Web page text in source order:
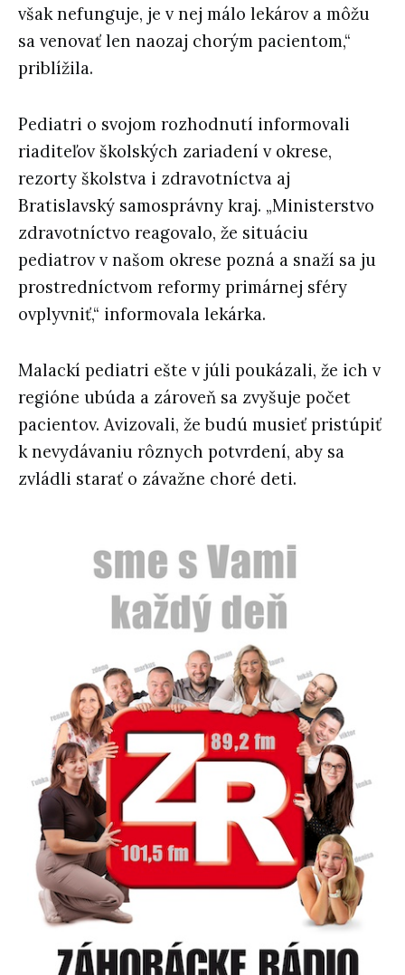
však nefunguje, je v nej málo lekárov a môžu
sa venovať len naozaj chorým pacientom,“
priblížila.
Pediatri o svojom rozhodnutí informovali
riaditeľov školských zariadení v okrese,
rezorty školstva i zdravotníctva aj
Bratislavský samosprávny kraj. „Ministerstvo
zdravotníctvo reagovalo, že situáciu
pediatrov v našom okrese pozná a snaží sa ju
prostredníctvom reformy primárnej sféry
ovplyvniť,“ informovala lekárka.
Malackí pediatri ešte v júli poukázali, že ich v
regióne ubúda a zároveň sa zvyšuje počet
pacientov. Avizovali, že budú musieť pristúpiť
k nevydávaniu rôznych potvrdení, aby sa
zvládli starať o závažne choré deti.